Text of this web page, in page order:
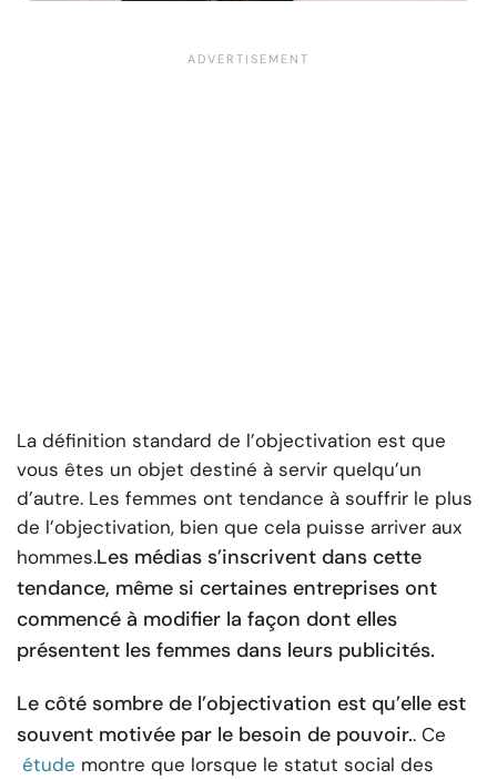
La définition standard de l’objectivation est que
vous êtes un objet destiné à servir quelqu’un
d’autre. Les femmes ont tendance à souffrir le plus
de l’objectivation, bien que cela puisse arriver aux
hommes.Les médias s’inscrivent dans cette
tendance, même si certaines entreprises ont
commencé à modifier la façon dont elles
présentent les femmes dans leurs publicités.
Le côté sombre de l’objectivation est qu’elle est
souvent motivée par le besoin de pouvoir.. Ce
étude montre que lorsque le statut social des